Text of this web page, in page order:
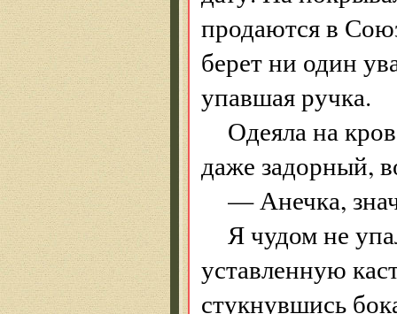
продаются в
берет ни один
упавшая ручка.
Одеяла на
даже задорный,
— Анечка,
Я чудом не
уставленную
стукнувшись